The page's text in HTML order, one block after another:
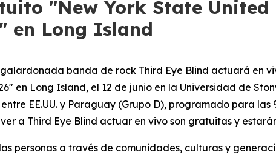
"New York State
en Long Island
banda de rock Third Eye Blind actuará en
en Long Island, el 12 de junio en la Universidad de
EE.UU. y Paraguay (Grupo D), programado para las
a Third Eye Blind actuar en vivo son gratuitas y
personas a través de comunidades, culturas y